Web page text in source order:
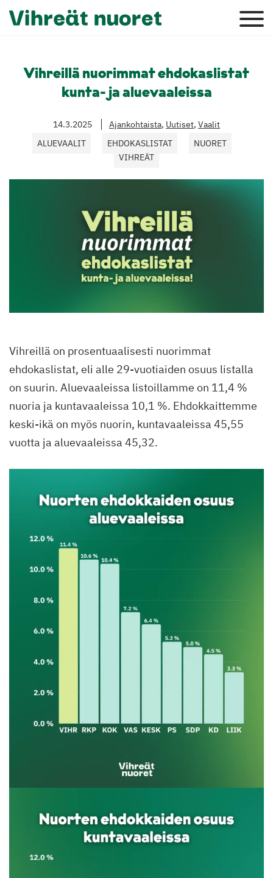
Vihreillä nuorimmat ehdokaslistat
kunta- ja aluevaaleissa
14.3.2025 Ajankohtaista, Uutiset, Vaalit
ALUEVAALIT
EHDOKASLISTAT
NUORET
VIHREÄT
Vihreillä on prosentuaalisesti nuorimmat
ehdokaslistat, eli alle 29-vuotiaiden osuus listalla
on suurin. Aluevaaleissa listoillamme on 11,4 %
nuoria ja kuntavaaleissa 10,1 %. Ehdokkaittemme
keski-ikä on myös nuorin, kuntavaaleissa 45,55
vuotta ja aluevaaleissa 45,32.